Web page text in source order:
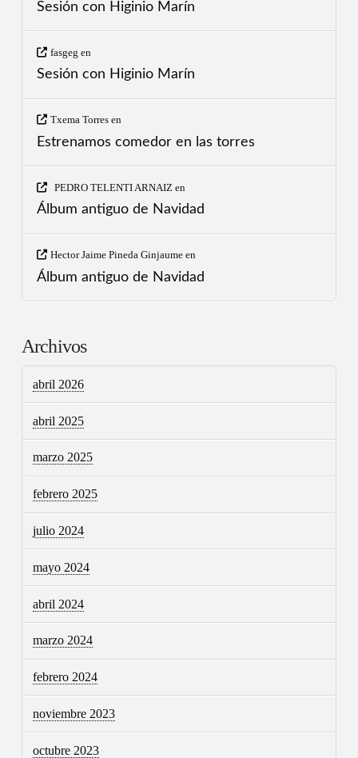
Sesión con Higinio Marín
fasgeg en
Sesión con Higinio Marín
Txema Torresen
Estrenamos comedor en las torres
PEDRO TELENTI ARNAIZ en
Álbum antiguo de Navidad
Hector Jaime Pineda Ginjaumeen
Álbum antiguo de Navidad
Archivos
abril 2026
abril 2025
marzo 2025
febrero 2025
julio 2024
mayo 2024
abril 2024
marzo 2024
febrero 2024
noviembre 2023
octubre 2023